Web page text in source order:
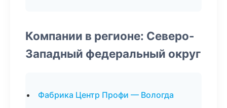
Компании в регионе: Северо-
Западный федеральный округ
Фабрика Центр Профи — Вологда